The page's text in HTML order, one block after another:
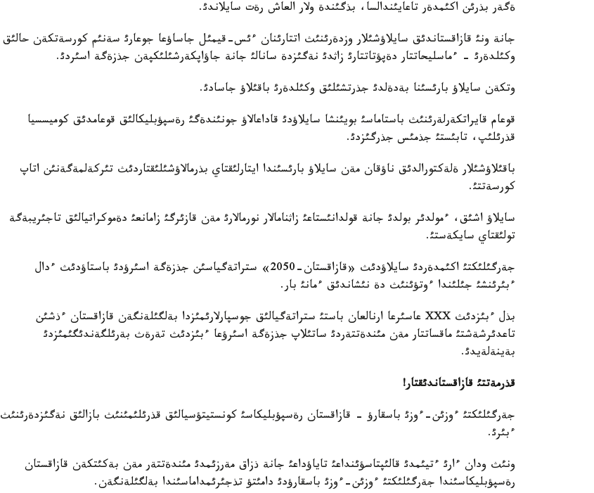
ةگةر بذرئن اكئمدةر تاعايئندالسا، بذگئندة ولار العاش رةت سايلاندئ.
جانة ونئ قازاقستاندئق سايلاؤشئلار وزدةرئنئث اتتارئنان ءئس-قيمئل جاساؤعا جوعارئ سةنئم كورسةتكةن حالئق
وكئلدةرئ - ءماسليحاتتار دةپؤتاتتارئ زاثدئ نةگئزدة سانالئ جانة جاؤاپكةرشئلئكپةن جذزةگة اسئردئ.
وتكةن سايلاؤ بارئسئنا بةدةلدئ جذرتشئلئق وكئلدةرئ باقئلاؤ جاسادئ.
قوعام قايراتكةرلةرئنئث باستاماسئ بويئنشا سايلاؤدئ قاداعالاؤ جونئندةگئ رةسپؤبليكالئق قوعامدئق كوميسسيا
قذرئلئپ، تابئستئ جذمئس جذرگئزدئ.
باقئلاؤشئلار ةلةكتورالدئق ناؤقان مةن سايلاؤ بارئسئندا ايتارلئقتاي بذرمالاؤشئلئقتاردئث تئركةلمةگةنئن اتاپ
كورسةتتئ.
سايلاؤ اشئق، ءمولدئر بولدئ جانة قولدانئستاعئ زاثنامالار نورمالارئ مةن قازئرگئ زامانعئ دةموكراتيالئق تاجئريبةگة
تولئقتاي سايكةستئ.
جةرگئلئكتئ اكئمدةردئ سايلاؤدئث «قازاقستان-2050» ستراتةگياسئن جذزةگة اسئرؤدئ باستاؤدئث ءدال
ءبئرئنشئ جئلئندا ءوتؤئنئث دة نئشاندئق ءمانئ بار.
بذل ءبئزدئث XXX عاسئرعا ارنالعان باستئ ستراتةگيالئق جوسپارلارئمئزدا بةلگئلةنگةن قازاقستان ءذشئن
تاعدئرشةشتئ ماقساتتار مةن مئندةتتةردئ ساتئلاپ جذزةگة اسئرؤعا ءبئزدئث تةرةث بةرئلگةندئگئمئزدئ
بةينةلةيدئ.
قذرمةتتئ قازاقستاندئقتار!
جةرگئلئكتئ ءوزئن-ءوزئ باسقارؤ - قازاقستان رةسپؤبليكاسئ كونستيتؤسيالئق قذرئلئمئنئث بازالئق نةگئزدةرئنئث
ءبئرئ.
ونئث ودان ءارئ ءتيئمدئ قالئپتاسؤئنداعئ تاياؤداعئ جانة ذزاق مةرزئمدئ مئندةتتةر مةن بةكئتكةن قازاقستان
رةسپؤبليكاسئندا جةرگئلئكتئ ءوزئن-ءوزئ باسقارؤدئ دامئتؤ تذجئرئمداماسئندا بةلگئلةنگةن.